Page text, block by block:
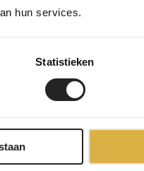
hun services.
Statistieken